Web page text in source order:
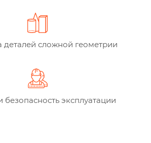
деталей сложной геометрии
безопасность эксплуатации